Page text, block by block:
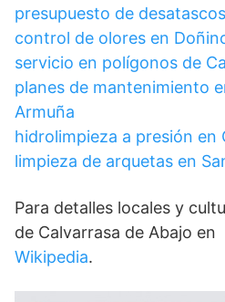
presupuesto de
control de olores en
servicio en polígonos de
planes de mantenimiento
Armuña
hidrolimpieza a presión en
limpieza de arquetas en
Para detalles locales y
de Calvarrasa de Abajo en
Wikipedia.